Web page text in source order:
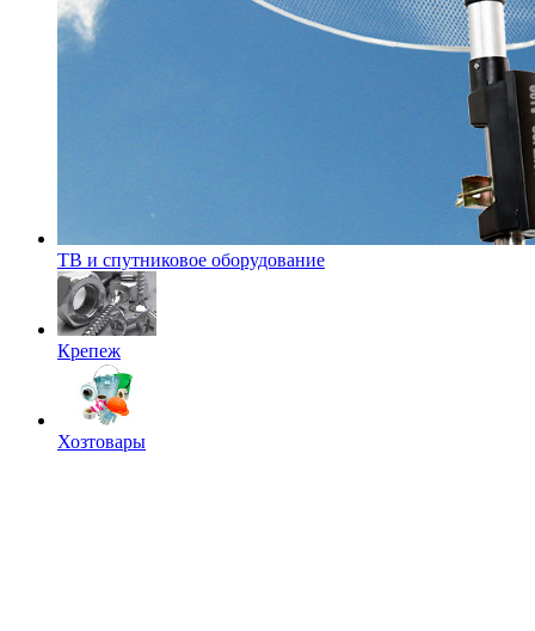
ТВ и спутниковое оборудование
Крепеж
Хозтовары